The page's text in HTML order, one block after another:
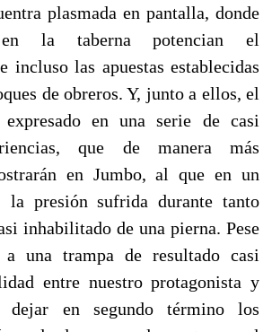
plasmada en pantalla, donde
la taberna potencian el
incluso las apuestas establecidas
de obreros. Y, junto a ellos, el
en una serie de casi
que de manera más
en Jumbo, al que en un
la presión sufrida durante tanto
inhabilitado de una pierna. Pese
una trampa de resultado casi
entre nuestro protagonista y
dejar en segundo término los